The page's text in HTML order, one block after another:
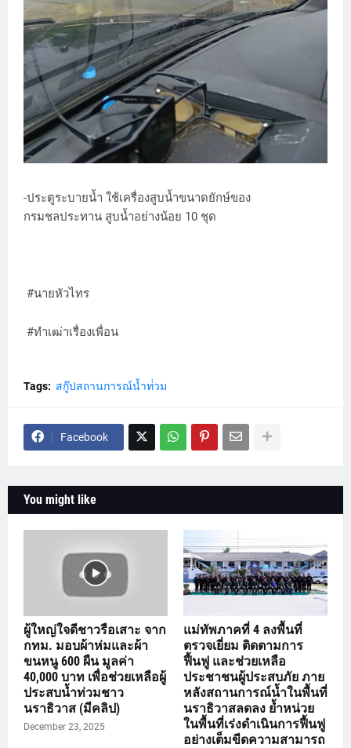
-ประตูระบายน้ำ ใช้เครื่องสูบน้ำขนาดยักษ์ของ
กรมชลประทาน สูบน้ำอย่างน้อย 10 ชุด
#นายหัวไทร
#ทำเฒ่าเรื่องเพื่อน
Tags: สกู๊ปสถานการณ์น้ำท่่วม
Facebook
You might like
ผู้ใหญ่ใจดีชาวรือเสาะ จาก
กทม. มอบผ้าห่มและผ้า
ขนหนู 600 ผืน มูลค่า
40,000 บาท เพื่อช่วยเหลือผู้
ประสบน้ำท่วมชาว
นราธิวาส (มีคลิป)
December 23, 2025
แม่ทัพภาคที่ 4 ลงพื้นที่
ตรวจเยี่ยม ติดตามการ
ฟื้นฟู และช่วยเหลือ
ประชาชนผู้ประสบภัย ภาย
หลังสถานการณ์น้ำในพื้นที่
นราธิวาสลดลง ย้ำหน่วย
ในพื้นที่เร่งดำเนินการฟื้นฟู
อย่างเต็มขีดความสามารถ